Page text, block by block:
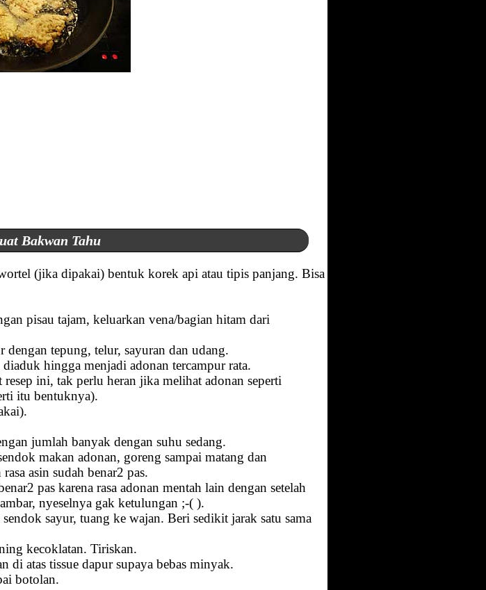
Bakwan Tahu
(jika dipakai) bentuk korek api atau tipis panjang. Bisa
pisau tajam, keluarkan vena/bagian hitam dari
tepung, telur, sayuran dan udang.
hingga menjadi adonan tercampur rata.
ini, tak perlu heran jika melihat adonan seperti
itu bentuknya).
jumlah banyak dengan suhu sedang.
makan adonan, goreng sampai matang dan
asin sudah benar2 pas.
pas karena rasa adonan mentah lain dengan setelah
nyeselnya gak ketulungan ;-( ).
sayur, tuang ke wajan. Beri sedikit jarak satu sama
kecoklatan. Tiriskan.
di atas tissue dapur supaya bebas minyak.
botolan.